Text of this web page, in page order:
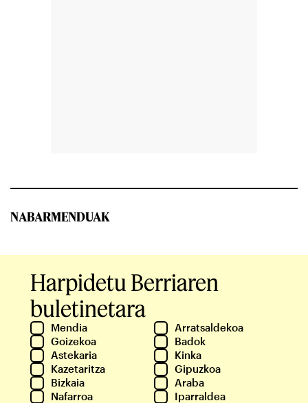
NABARMENDUAK
Harpidetu Berriaren
buletinetara
Mendia
Arratsaldekoa
Goizekoa
Badok
Astekaria
Kinka
Kazetaritza
Gipuzkoa
Bizkaia
Araba
Nafarroa
Iparraldea